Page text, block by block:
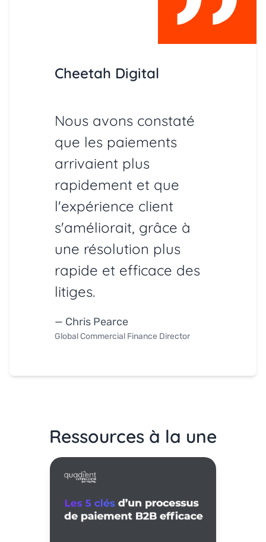
Cheetah Digital
Nous avons constaté
que les paiements
arrivaient plus
rapidement et que
l'expérience client
s'améliorait, grâce à
une résolution plus
rapide et efficace des
litiges.
— Chris Pearce
Global Commercial Finance Director
Ressources à la une